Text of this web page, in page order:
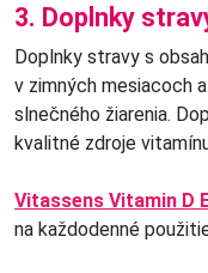
3. Doplnky
Doplnky stravy s
v zimných mesiacoch
slnečného žiarenia.
kvalitné zdroje
Vitassens Vitamin D
na každodenné